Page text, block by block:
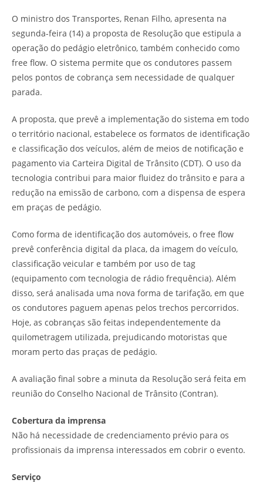
O ministro dos Transportes, Renan Filho, apresenta na
segunda-feira (14) a proposta de Resolução que estipula a
operação do pedágio eletrônico, também conhecido como
free flow. O sistema permite que os condutores passem
pelos pontos de cobrança sem necessidade de qualquer
parada.
A proposta, que prevê a implementação do sistema em todo
o território nacional, estabelece os formatos de identificação
e classificação dos veículos, além de meios de notificação e
pagamento via Carteira Digital de Trânsito (CDT). O uso da
tecnologia contribui para maior fluidez do trânsito e para a
redução na emissão de carbono, com a dispensa de espera
em praças de pedágio.
Como forma de identificação dos automóveis, o free flow
prevê conferência digital da placa, da imagem do veículo,
classificação veicular e também por uso de tag
(equipamento com tecnologia de rádio frequência). Além
disso, será analisada uma nova forma de tarifação, em que
os condutores paguem apenas pelos trechos percorridos.
Hoje, as cobranças são feitas independentemente da
quilometragem utilizada, prejudicando motoristas que
moram perto das praças de pedágio.
A avaliação final sobre a minuta da Resolução será feita em
reunião do Conselho Nacional de Trânsito (Contran).
Cobertura da imprensa
Não há necessidade de credenciamento prévio para os
profissionais da imprensa interessados em cobrir o evento.
Serviço